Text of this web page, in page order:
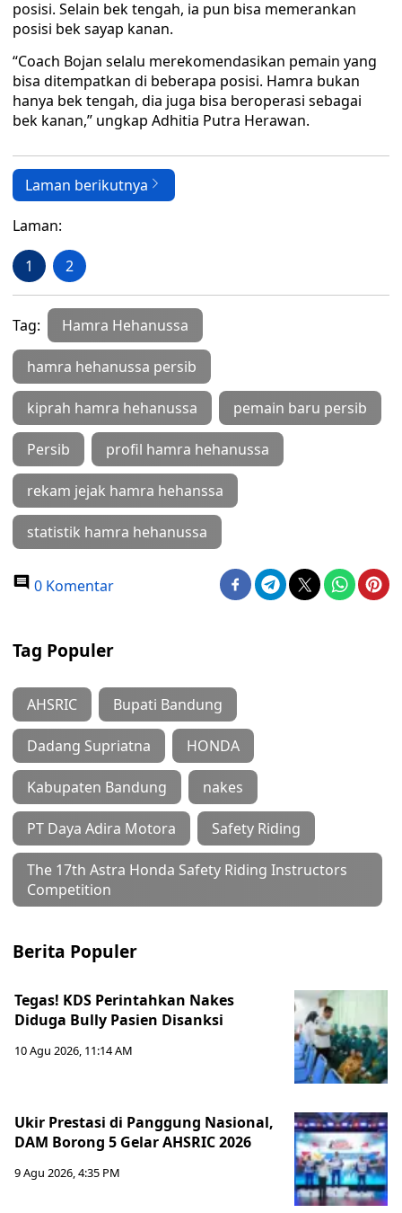
posisi. Selain bek tengah, ia pun bisa memerankan
posisi bek sayap kanan.
“Coach Bojan selalu merekomendasikan pemain yang
bisa ditempatkan di beberapa posisi. Hamra bukan
hanya bek tengah, dia juga bisa beroperasi sebagai
bek kanan,” ungkap Adhitia Putra Herawan.
Laman berikutnya
Laman:
1 2
Tag: Hamra Hehanussa
hamra hehanussa persib
kiprah hamra hehanussa pemain baru persib
Persib profil hamra hehanussa
rekam jejak hamra hehanssa
statistik hamra hehanussa
0 Komentar
Tag Populer
AHSRIC Bupati Bandung
Dadang Supriatna HONDA
Kabupaten Bandung nakes
PT Daya Adira Motora Safety Riding
The 17th Astra Honda Safety Riding Instructors
Competition
Berita Populer
Tegas! KDS Perintahkan Nakes
Diduga Bully Pasien Disanksi
10 Agu 2026, 11:14 AM
Ukir Prestasi di Panggung Nasional,
DAM Borong 5 Gelar AHSRIC 2026
9 Agu 2026, 4:35 PM